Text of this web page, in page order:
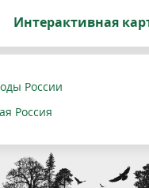
Интерактивная
России
Россия